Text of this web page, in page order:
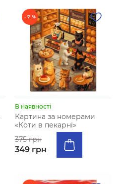
- 7 %
В наявності
Картина за номерами
«Коти в пекарні»
375 грн
349 грн